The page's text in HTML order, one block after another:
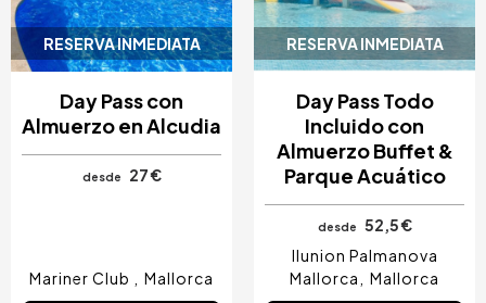
RESERVA INMEDIATA
Day Pass con
Almuerzo en Alcudia
desde 27 €
Mariner Club Mallorca
RESERVA INMEDIATA
Day Pass Todo
Incluido con
Almuerzo Buffet &
Parque Acuático
desde
52,5 €
Ilunion Palmanova
Mallorca
Mallorca